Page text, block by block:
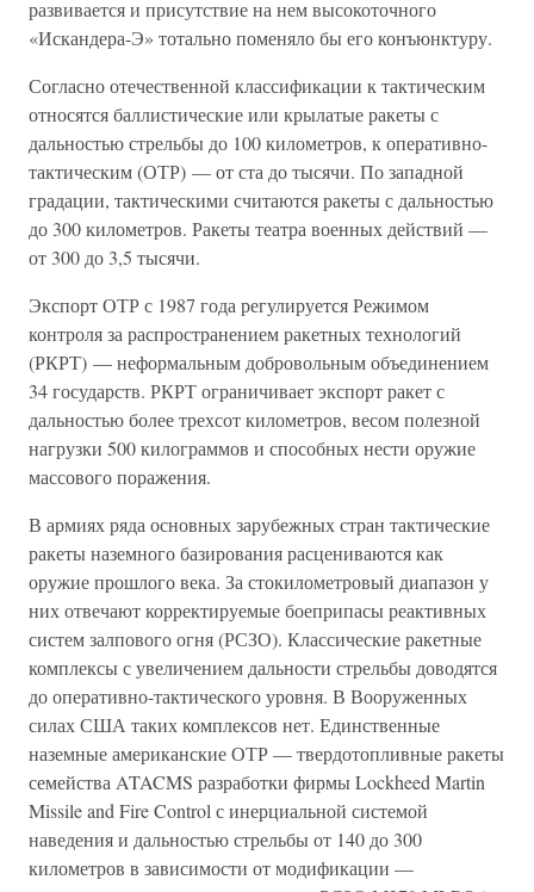
развивается и присутствие на нем высокоточного
«Искандера-Э» тотально поменяло бы его конъюнктуру.
Согласно отечественной классификации к тактическим
относятся баллистические или крылатые ракеты с
дальностью стрельбы до 100 километров, к оперативно-
тактическим (ОТР) — от ста до тысячи. По западной
градации, тактическими считаются ракеты с дальностью
до 300 километров. Ракеты театра военных действий —
от 300 до 3,5 тысячи.
Экспорт ОТР с 1987 года регулируется Режимом
контроля за распространением ракетных технологий
(РКРТ) — неформальным добровольным объединением
34 государств. РКРТ ограничивает экспорт ракет с
дальностью более трехсот километров, весом полезной
нагрузки 500 килограммов и способных нести оружие
массового поражения.
В армиях ряда основных зарубежных стран тактические
ракеты наземного базирования расцениваются как
оружие прошлого века. За стокилометровый диапазон у
них отвечают корректируемые боеприпасы реактивных
систем залпового огня (РСЗО). Классические ракетные
комплексы с увеличением дальности стрельбы доводятся
до оперативно-тактического уровня. В Вооруженных
силах США таких комплексов нет. Единственные
наземные американские ОТР — твердотопливные ракеты
семейства ATACMS разработки фирмы Lockheed Martin
Missile and Fire Control с инерциальной системой
наведения и дальностью стрельбы от 140 до 300
километров в зависимости от модификации —